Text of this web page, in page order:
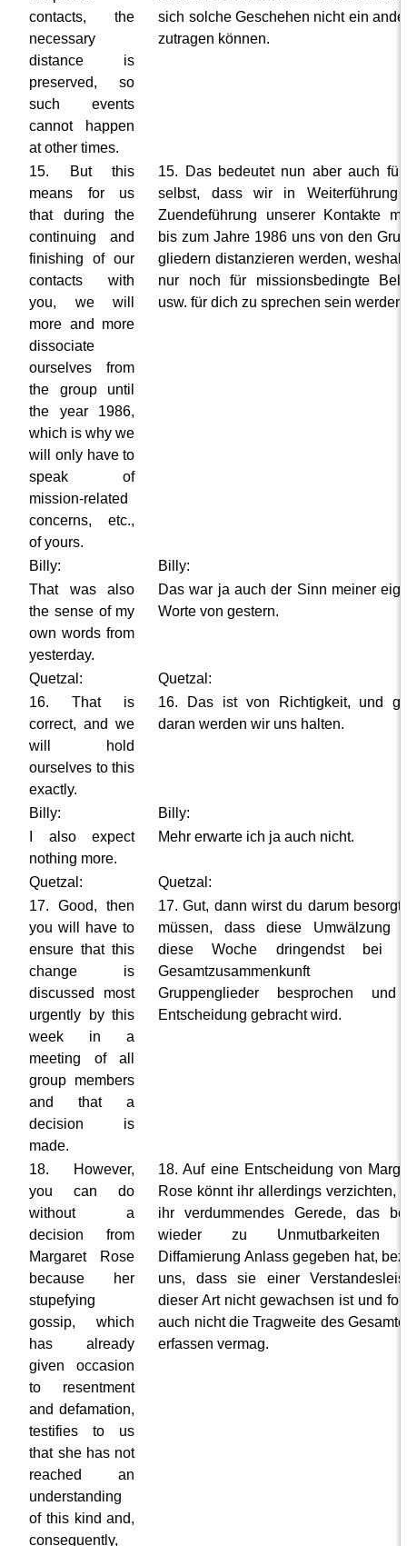
contacts, the
necessary
distance is
preserved, so
such events
cannot happen
at other times.
sich solche Geschehen nicht ein
zutragen können.
15. But this
means for us
that during the
continuing and
finishing of our
contacts with
you, we will
more and more
dissociate
ourselves from
the group until
the year 1986,
which is why we
will only have to
speak of
mission-related
concerns, etc.,
of yours.
15. Das bedeutet nun aber auch für
selbst, dass wir in Weiterführung
Zuendeführung unserer Kontakte
bis zum Jahre 1986 uns von den
gliedern distanzieren werden,
nur noch für missionsbedingte
usw. für dich zu sprechen sein werden.
Billy:
Billy:
That was also
the sense of my
own words from
yesterday.
Das war ja auch der Sinn meiner
Worte von gestern.
Quetzal:
Quetzal:
16. That is
correct, and we
will hold
ourselves to this
exactly.
16. Das ist von Richtigkeit, und
daran werden wir uns halten.
Billy:
Billy:
I also expect
nothing more.
Mehr erwarte ich ja auch nicht.
Quetzal:
Quetzal:
17. Good, then
you will have to
ensure that this
change is
discussed most
urgently by this
week in a
meeting of all
group members
and that a
decision is
made.
17. Gut, dann wirst du darum besorgt
müssen, dass diese Umwälzung
diese Woche dringendst bei
Gesamtzusammenkunft
Gruppenglieder besprochen
Entscheidung gebracht wird.
18. However,
you can do
without a
decision from
Margaret Rose
because her
stupefying
gossip, which
has already
given occasion
to resentment
and defamation,
testifies to us
that she has not
reached an
understanding
of this kind and,
consequently,
18. Auf eine Entscheidung von
Rose könnt ihr allerdings verzichten,
ihr verdummendes Gerede, das
wieder zu Unmutbarkeiten
Diffamierung Anlass gegeben hat,
uns, dass sie einer
dieser Art nicht gewachsen ist und
auch nicht die Tragweite des
erfassen vermag.